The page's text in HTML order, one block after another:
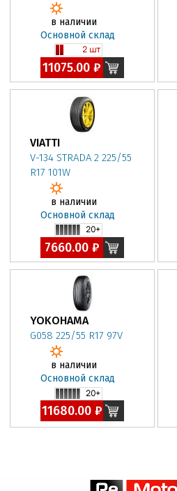
в наличии
Основной склад
11075.00 ₽
VIATTI
V-134 STRADA 2 225/55
R17 101W
в наличии
Основной склад
7660.00 ₽
YOKOHAMA
G058 225/55 R17 97V
в наличии
Основной склад
11680.00 ₽